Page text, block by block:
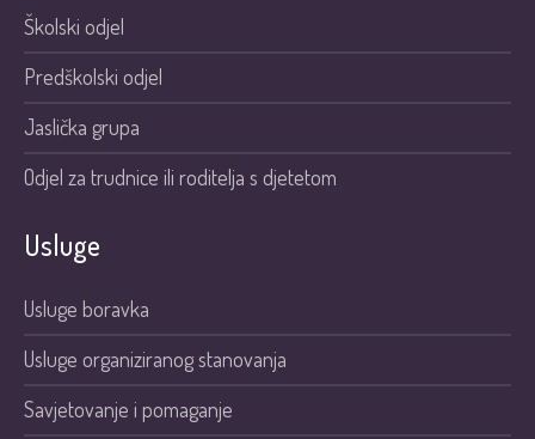
Školski odjel
Predškolski odjel
Jaslička grupa
Odjel za trudnice ili roditelja s djetetom
Usluge
Usluge boravka
Usluge organiziranog stanovanja
Savjetovanje i pomaganje